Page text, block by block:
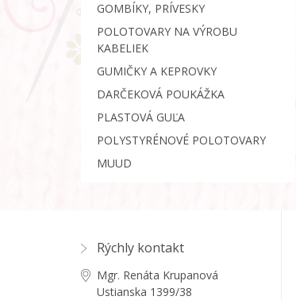
GOMBÍKY, PRÍVESKY
POLOTOVARY NA VÝROBU
KABELIEK
GUMIČKY A KEPROVKY
DARČEKOVÁ POUKÁŽKA
PLASTOVÁ GUĽA
POLYSTYRÉNOVÉ POLOTOVARY
MUUD
Rýchly kontakt
Mgr. Renáta Krupanová
Ustianska 1399/38